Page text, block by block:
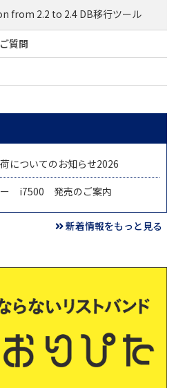
from 2.2 to 2.4 DB移行ツール
質問
についてのお知らせ2026
ー i7500 発売のご案内
新着情報をもっと見る